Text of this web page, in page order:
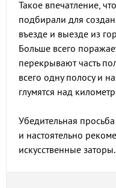
Такое впечатление,
подбирали для
въезде и выезде из
Больше всего
перекрывают часть
всего одну полосу и
глумятся над
Убедительная
и настоятельно
искусственные заторы.